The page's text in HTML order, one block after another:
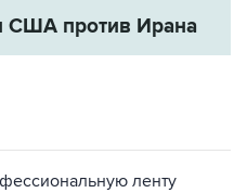
США против Ирана
ленту